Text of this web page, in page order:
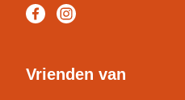
Vrienden van